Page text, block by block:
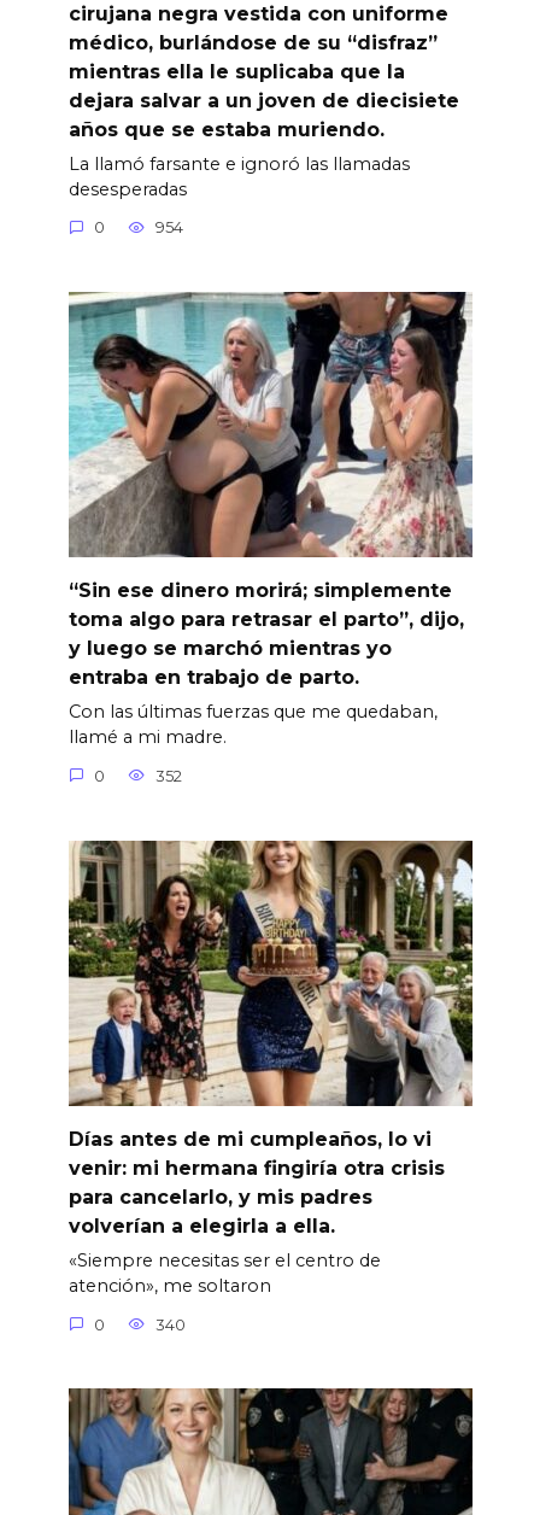
cirujana negra vestida con uniforme
médico, burlándose de su “disfraz”
mientras ella le suplicaba que la
dejara salvar a un joven de diecisiete
años que se estaba muriendo.
La llamó farsante e ignoró las llamadas
desesperadas
0 954
“Sin ese dinero morirá; simplemente
toma algo para retrasar el parto”, dijo,
y luego se marchó mientras yo
entraba en trabajo de parto.
Con las últimas fuerzas que me quedaban,
llamé a mi madre.
0 352
Días antes de mi cumpleaños, lo vi
venir: mi hermana fingiría otra crisis
para cancelarlo, y mis padres
volverían a elegirla a ella.
«Siempre necesitas ser el centro de
atención», me soltaron
0 340